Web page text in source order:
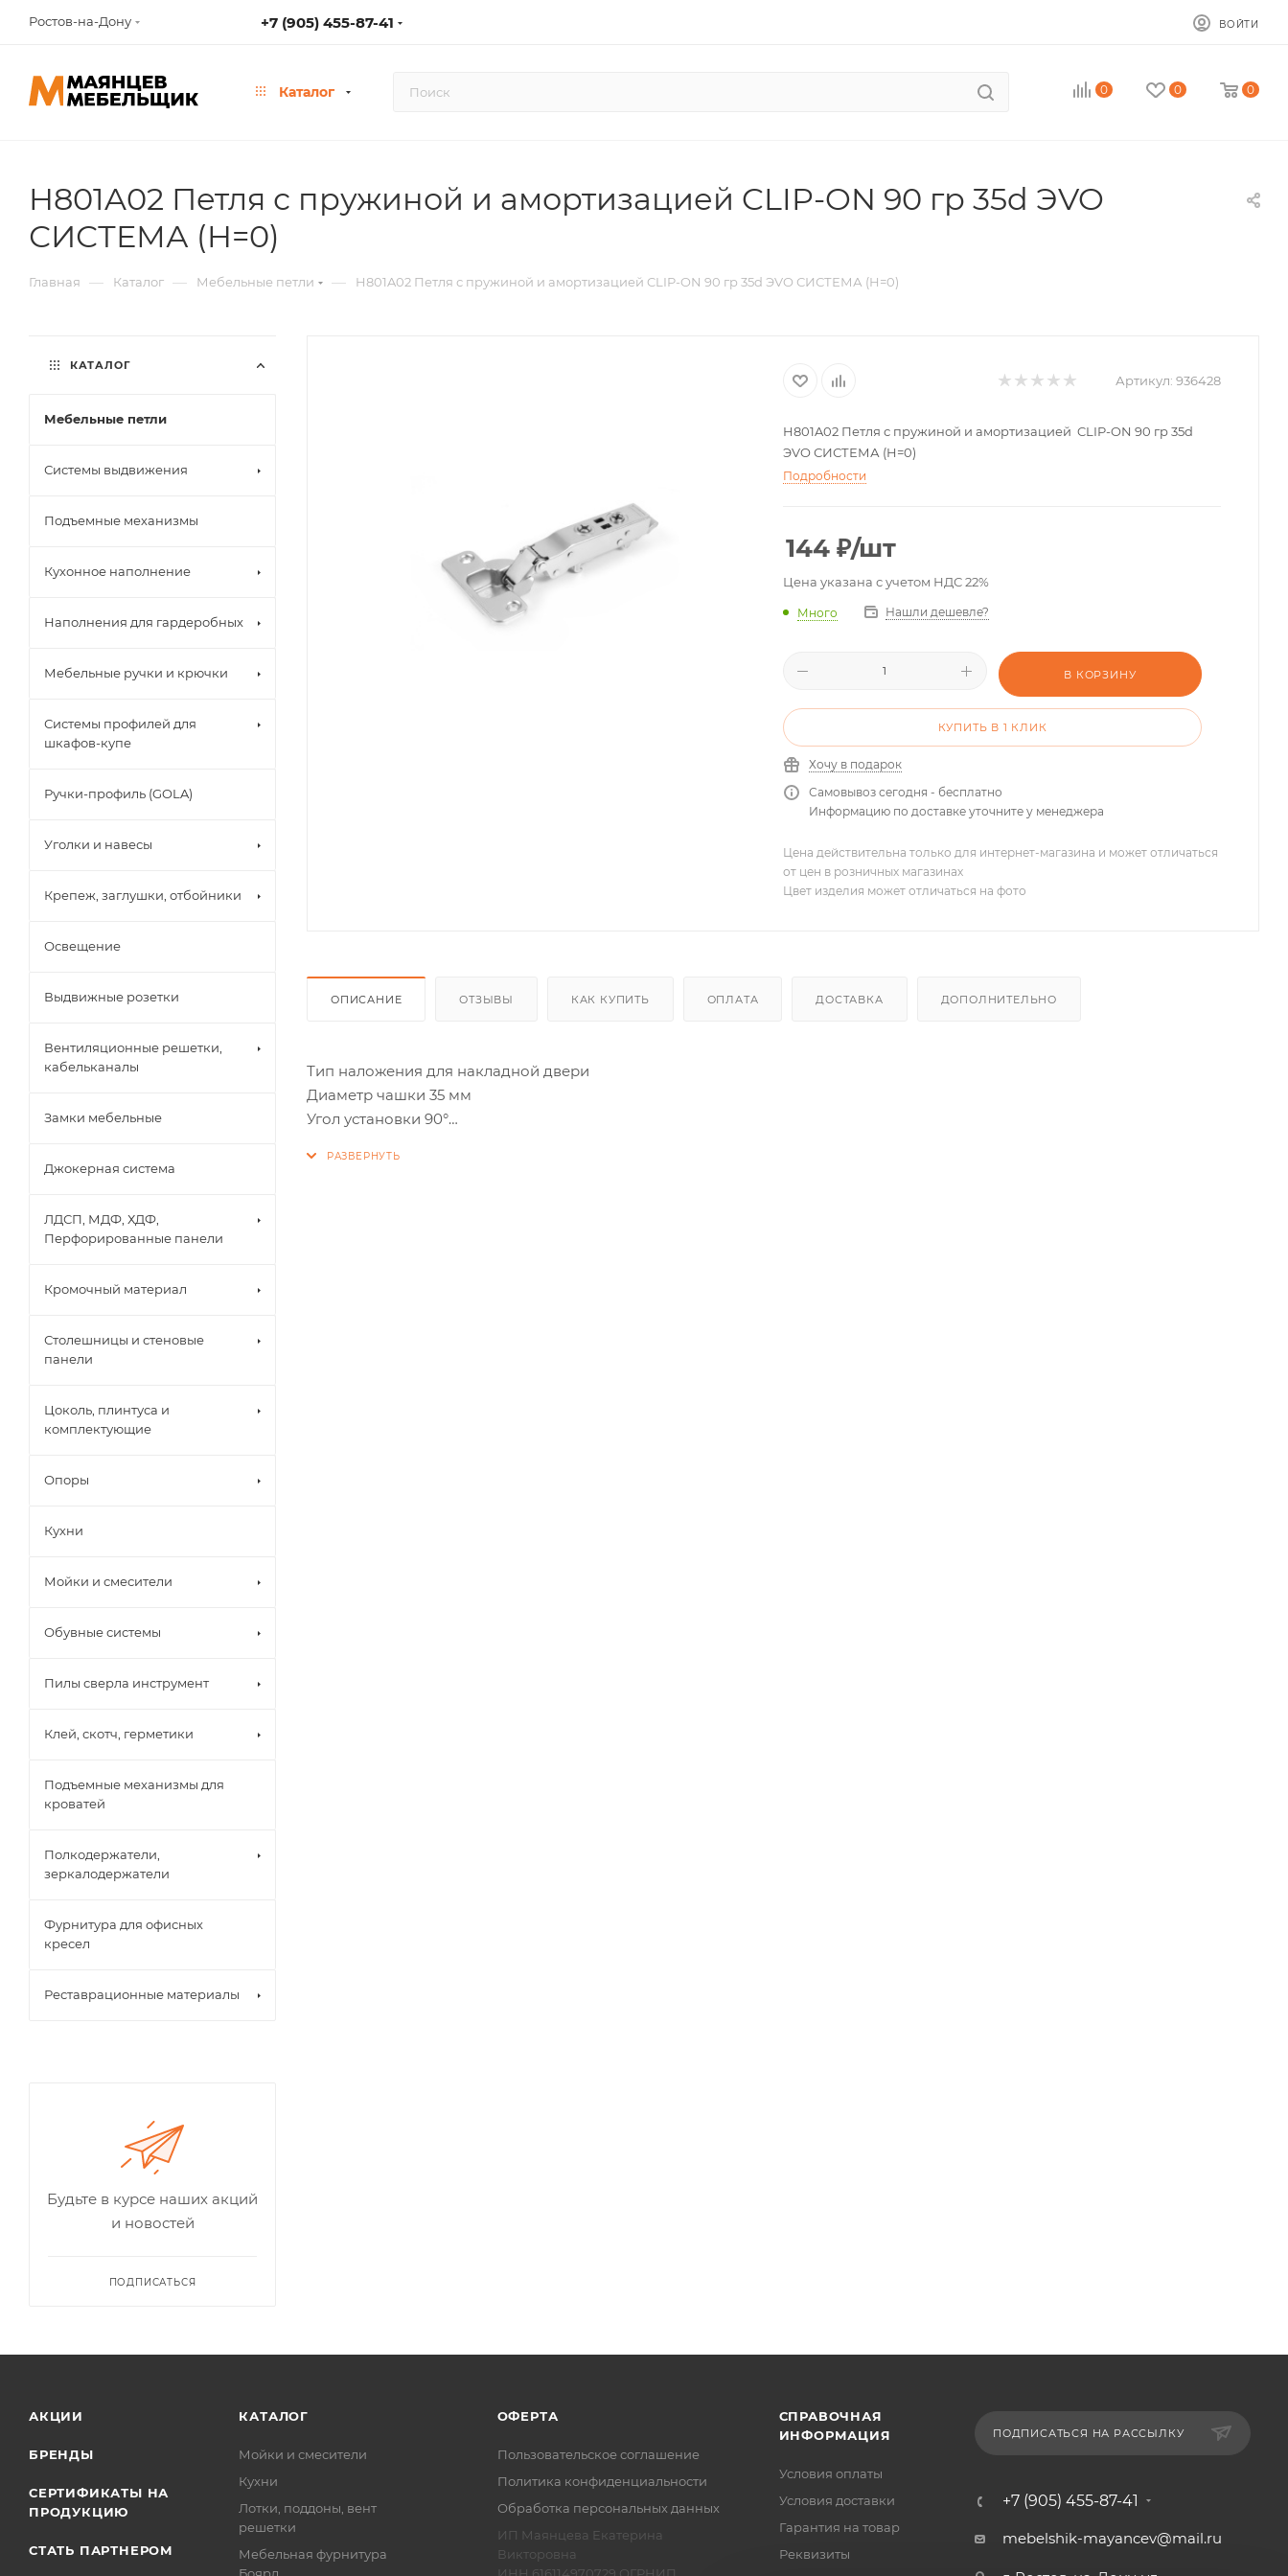
Ростов-на-Дону +7 (905) 455-87-41 ВОЙТИ
Каталог 0 0 0
H801A02 Петля с пружиной и амортизацией CLIP-ON 90 гр 35d ЭVO
СИСТЕМА (H=0)
Главная — Каталог — Мебельные петли — H801A02 Петля с пружиной и амортизацией CLIP-ON 90 гр 35d ЭVO СИСТЕМА (H=0)
Артикул: 936428
H801A02 Петля с пружиной и амортизацией CLIP-ON 90 гр 35d
ЭVO СИСТЕМА (H=0)
Подробности
144 ₽/шт
Цена указана с учетом НДС 22%
Много Нашли дешевле?
В КОРЗИНУ
КУПИТЬ В 1 КЛИК
Хочу в подарок
Самовывоз сегодня - бесплатно
Информацию по доставке уточните у менеджера
Цена действительна только для интернет-магазина и может отличаться
от цен в розничных магазинах
Цвет изделия может отличаться на фото
ОПИСАНИЕ ОТЗЫВЫ КАК КУПИТЬ ОПЛАТА ДОСТАВКА ДОПОЛНИТЕЛЬНО
Тип наложения для накладной двери
Диаметр чашки 35 мм
Угол установки 90°
КАТАЛОГ
Мебельные петли
Системы выдвижения
Подъемные механизмы
Кухонное наполнение
Наполнения для гардеробных
Мебельные ручки и крючки
Системы профилей для
шкафов-купе
Ручки-профиль (GOLA)
Уголки и навесы
Крепеж, заглушки, отбойники
Освещение
Выдвижные розетки
Вентиляционные решетки,
кабельканалы
Замки мебельные
Джокерная система
ЛДСП, МДФ, ХДФ,
Перфорированные панели
Кромочный материал
Столешницы и стеновые
панели
Цоколь, плинтуса и
комплектующие
Опоры
Кухни
Мойки и смесители
Обувные системы
Пилы сверла инструмент
Клей, скотч, герметики
Подъемные механизмы для
кроватей
Полкодержатели,
зеркалодержатели
Фурнитура для офисных
кресел
Реставрационные материалы
Будьте в курсе наших акций
и новостей
ПОДПИСАТЬСЯ
АКЦИИ
БРЕНДЫ
СЕРТИФИКАТЫ НА
ПРОДУКЦИЮ
СТАТЬ ПАРТНЕРОМ
КАТАЛОГ
Мойки и смесители
Кухни
Лотки, поддоны, вент
решетки
Мебельная фурнитура
ОФЕРТА
Пользовательское соглашение
Политика конфиденциальности
Обработка персональных данных
ИП Маянцева Екатерина
Викторовна
СПРАВОЧНАЯ
ИНФОРМАЦИЯ
Условия оплаты
Условия доставки
Гарантия на товар
Реквизиты
ПОДПИСАТЬСЯ НА РАССЫЛКУ
+7 (905) 455-87-41
mebelshik-mayancev@mail.ru